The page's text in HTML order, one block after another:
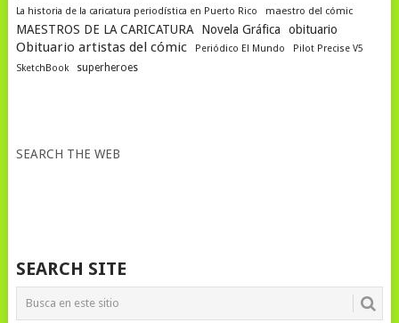
La historia de la caricatura periodística en Puerto Rico
maestro del cómic
MAESTROS DE LA CARICATURA Novela Gráfica obituario
Obituario artistas del cómic Periódico El Mundo
Pilot Precise V5
SketchBook
superheroes
SEARCH THE WEB
SEARCH SITE